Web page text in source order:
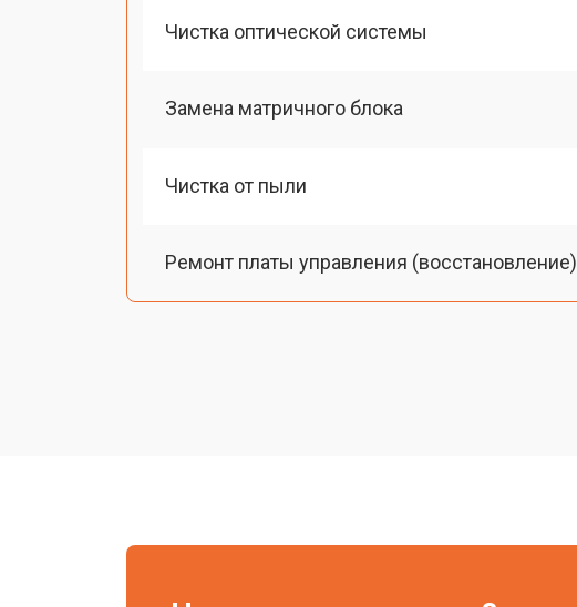
Чистка оптической системы
Замена матричного блока
Чистка от пыли
Ремонт платы управления (восстановление)